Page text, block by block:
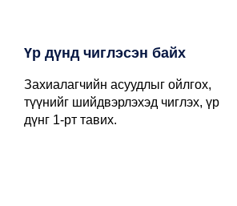
Үр дүнд чиглэсэн байх
Захиалагчийн асуудлыг ойлгох,
түүнийг шийдвэрлэхэд чиглэх, үр
дүнг 1-рт тавих.